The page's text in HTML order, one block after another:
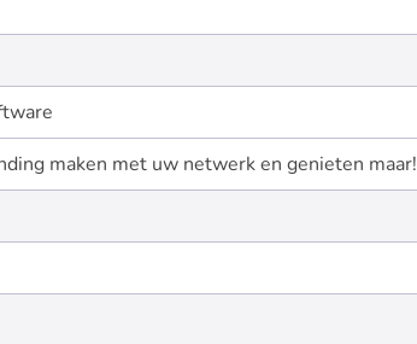
maken met uw netwerk en genieten maar!